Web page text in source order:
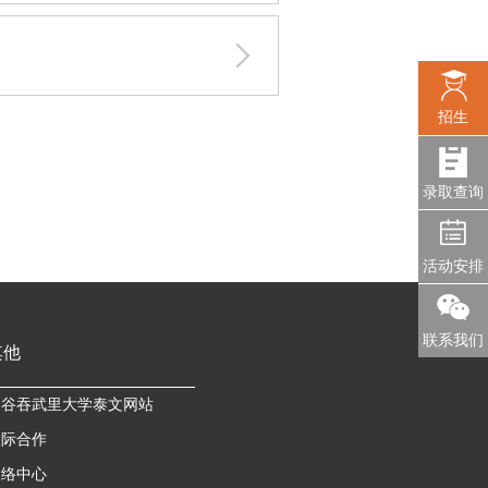
招生
录取查询
活动安排
联系我们
他
吞武里大学泰文网站
合作
中心